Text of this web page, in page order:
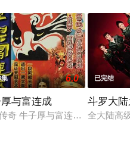
刺伤爱自己入骨的太子苏无
集 6.0
与富连成
奇 牛子厚与富连城 [牛子厚]东
已完结
斗罗大
全大陆高